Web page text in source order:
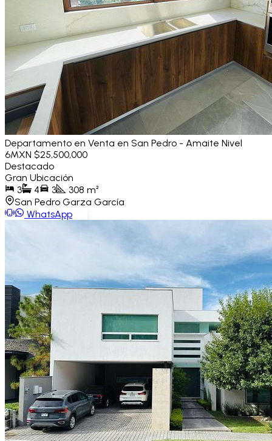
Departamento en Venta en San Pedro - Amaite Nivel
6MXN $25,500,000
Destacado
Gran Ubicación
3
4 3 308 m²
San Pedro Garza García
WhatsApp